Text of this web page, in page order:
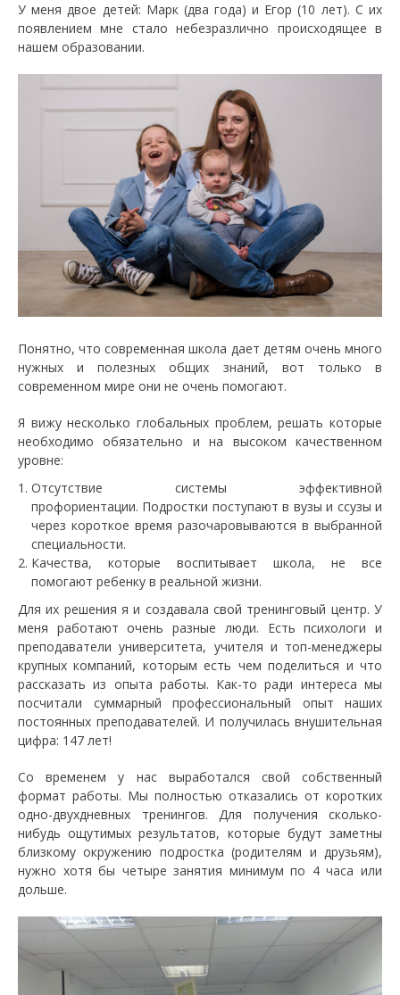
У меня двое детей: Марк (два года) и Егор (10 лет). С их
появлением мне стало небезразлично происходящее в
нашем образовании.
Понятно, что современная школа дает детям очень много
нужных и полезных общих знаний, вот только в
современном мире они не очень помогают.
Я вижу несколько глобальных проблем, решать которые
необходимо обязательно и на высоком качественном
уровне:
Отсутствие системы эффективной
профориентации. Подростки поступают в вузы и ссузы и
через короткое время разочаровываются в выбранной
специальности.
Качества, которые воспитывает школа, не все
помогают ребенку в реальной жизни.
Для их решения я и создавала свой тренинговый центр. У
меня работают очень разные люди. Есть психологи и
преподаватели университета, учителя и топ-менеджеры
крупных компаний, которым есть чем поделиться и что
рассказать из опыта работы. Как-то ради интереса мы
посчитали суммарный профессиональный опыт наших
постоянных преподавателей. И получилась внушительная
цифра: 147 лет!
Со временем у нас выработался свой собственный
формат работы. Мы полностью отказались от коротких
одно-двухдневных тренингов. Для получения сколько-
нибудь ощутимых результатов, которые будут заметны
близкому окружению подростка (родителям и друзьям),
нужно хотя бы четыре занятия минимум по 4 часа или
дольше.